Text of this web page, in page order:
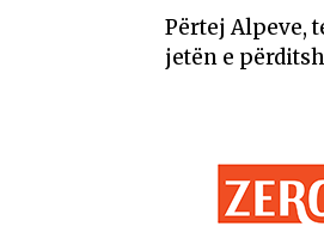
Përtej Alpeve,
jetën e